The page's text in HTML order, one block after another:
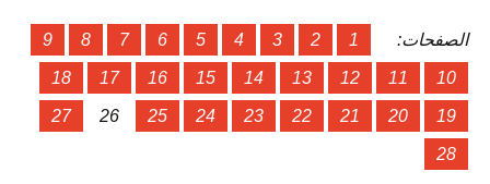
الصفحات: 1
2
3
4
5
6
7
8
9
10
11
12
13
14
15
16
17
18
19
20
21
22
23
24
25
26
27
28